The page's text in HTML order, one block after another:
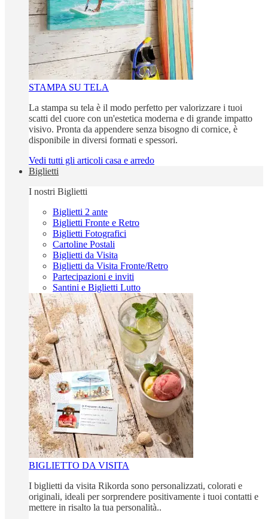
STAMPA SU TELA
La stampa su tela è il modo perfetto per valorizzare i tuoi
scatti del cuore con un'estetica moderna e di grande impatto
visivo. Pronta da appendere senza bisogno di cornice, è
disponibile in diversi formati e spessori.
Vedi tutti gli articoli casa e arredo
Biglietti
I nostri Biglietti
Biglietti 2 ante
Biglietti Fronte e Retro
Biglietti Fotografici
Cartoline Postali
Biglietti da Visita
Biglietti da Visita Fronte/Retro
Partecipazioni e inviti
Santini e Biglietti Lutto
BIGLIETTO DA VISITA
I biglietti da visita Rikorda sono personalizzati, colorati e
originali, ideali per sorprendere positivamente i tuoi contatti e
mettere in risalto la tua personalità..